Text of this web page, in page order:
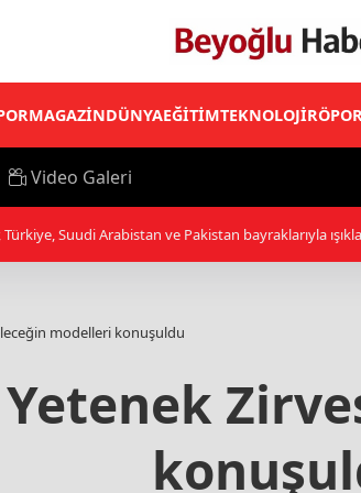
MAGAZİNDÜNYAEĞİTİMTEKNOLOJİ
Video Galeri
düzenlemeleri içeren kanun teklifi TBMM Genel
modelleri konuşuldu